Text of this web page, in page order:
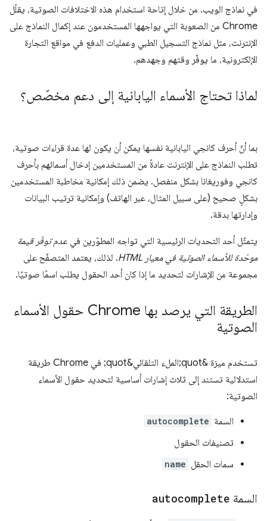
في نماذج الويب. من خلال إتاحة استخدام هذه الاختلافات الصوتية، يقلّل
Chrome من الصعوبة التي يواجهها المستخدمون عند إكمال النماذج على
الإنترنت، مثل نماذج التسجيل الطبي وعمليات الدفع في مواقع التجارة
الإلكترونية، ما يوفّر وقتهم وجهدهم.
لماذا تحتاج الأسماء اليابانية إلى دعم مخصّص؟
بما أنّ أحرف كانجي اليابانية نفسها يمكن أن يكون لها عدة قراءات صوتية،
تطلب النماذج على الإنترنت عادةً من المستخدمين إدخال أسمائهم بأحرف
كانجي وفوريغانا بشكل منفصل. يضمن ذلك إمكانية مخاطبة المستخدمين
بشكلٍ صحيح (على سبيل المثال، عبر الهاتف) وإمكانية ترتيب البيانات
وإدارتها بدقة.
يتمثّل أحد التحديات الرئيسية التي تواجه المطوّرين في عدم توفّر قيمة
موحّدة للأسماء الصوتية في معيار HTML
. لذلك، يعتمد المتصفّح على
مجموعة من الإشارات لتحديد ما إذا كان أحد الحقول يطلب اسمًا صوتيًا.
الطريقة التي يرصد بها Chrome حقول الأسماء
الصوتية
تستخدم ميزة &quot;الملء التلقائي&quot; في Chrome طريقة
استدلالية تستند إلى ثلاث إشارات أساسية لتحديد حقول الأسماء
الصوتية:
السمة autocomplete
تصنيفات الحقول
سمات الحقل name
السمة autocomplete